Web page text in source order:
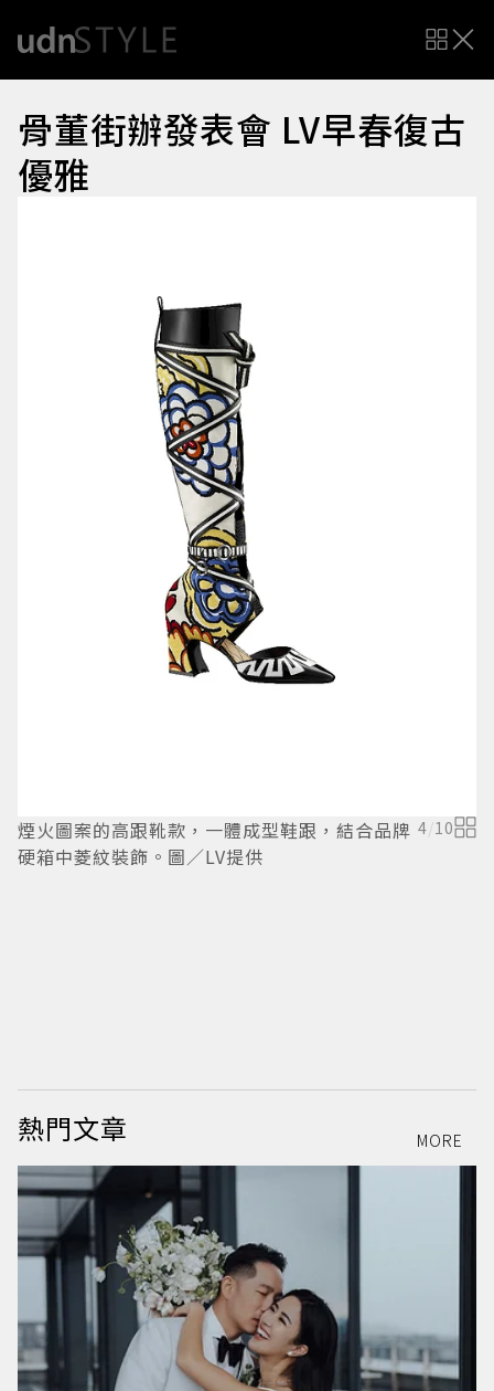
骨董街辦發表會 LV早春復古
優雅
煙火圖案的高跟靴款，一體成型鞋跟，結合品牌
硬箱中菱紋裝飾。圖／LV提供
4/10
熱門文章 MORE